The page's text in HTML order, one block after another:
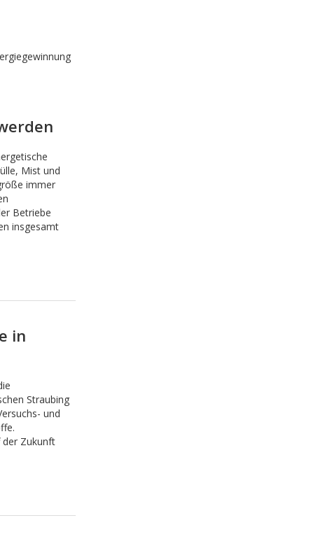
Mist und
immer
Betriebe
insgesamt
in
Straubing
und
Zukunft